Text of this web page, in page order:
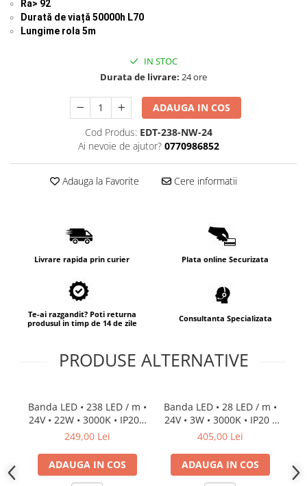
Lampi de tavan
Spoturi LED
Corpuri de Iluminat pe Sina LED
Sina magnetica LED 48V
Sina Magnetica Slim 5mm 24V
Corpuri de Iluminat Industriale LED
LED
Corpuri EXIT
Corpuri liniare LED
Panouri LED
Proiector LED Fantana/Piscina
Profil led aplicat
Profil LED colt
Profil led incastrat
Profil Led Rigips
Ra> 92
Durată de viață 50000h L70
Lungime rola 5m
IN STOC
Durata de livrare: 24 ore
ADAUGA IN COS
Cod Produs: EDT-238-NW-24
Ai nevoie de ajutor? 0770986852
Adauga la Favorite Cere informatii
Livrare rapida prin curier Plata online Securizata
Te-ai razgandit? Poti returna
produsul in timp de 14 de zile
Consultanta Specializata
PRODUSE ALTERNATIVE
Banda LED • 238 LED / m •
24V • 22W • 3000K • IP20 •
2420lm • 10mm • Cri92
249,00 Lei
ADAUGA IN COS
Banda LED • 28 LED / m •
24V • 3W • 3000K • IP20 •
400lm • 8mm • Cri80
405,00 Lei
ADAUGA IN COS